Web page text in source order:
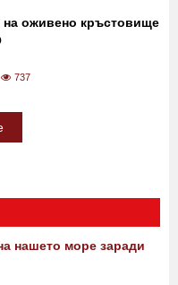
оживено кръстовище
737
нашето море заради